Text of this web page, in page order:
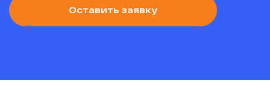
Оставить заявку